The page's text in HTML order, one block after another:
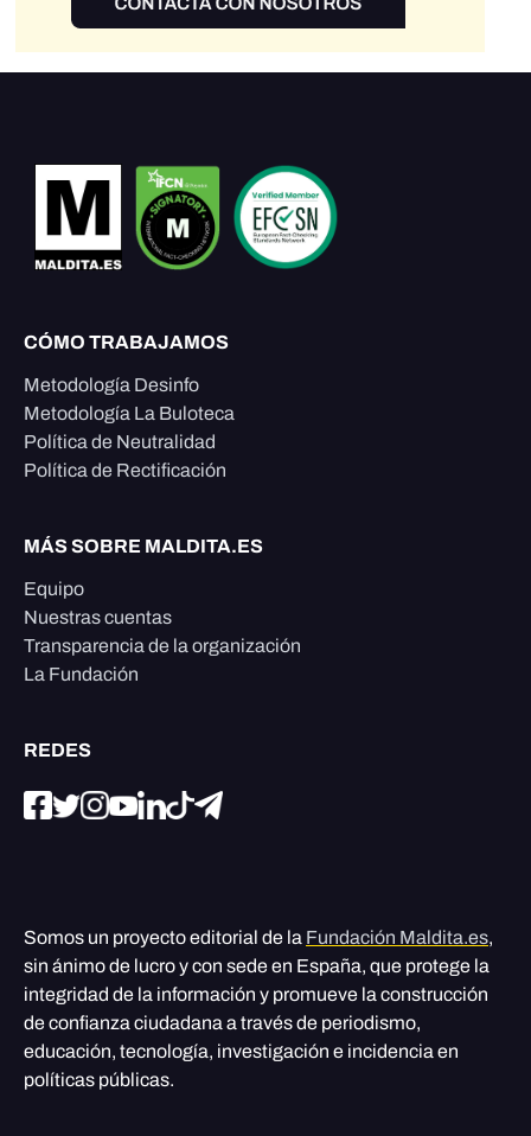
CÓMO TRABAJAMOS
Metodología Desinfo
Metodología La Buloteca
Política de Neutralidad
Política de Rectificación
MÁS SOBRE MALDITA.ES
Equipo
Nuestras cuentas
Transparencia de la organización
La Fundación
REDES
Somos un proyecto editorial de la Fundación Maldita.es,
sin ánimo de lucro y con sede en España, que protege la
integridad de la información y promueve la construcción
de confianza ciudadana a través de periodismo,
educación, tecnología, investigación e incidencia en
políticas públicas.